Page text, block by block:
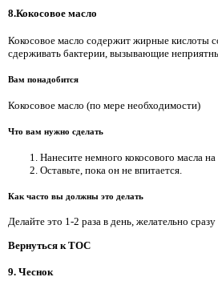
8.Кокосовое масло
Кокосовое масло содержит жирные кислоты
сдерживать бактерии, вызывающие
Вам понадобится
Кокосовое масло (по мере необходимости)
Что вам нужно сделать
Нанесите немного кокосового масла
Оставьте, пока он не впитается.
Как часто вы должны это делать
Делайте это 1-2 раза в день, желательно
Вернуться к TOC
9. Чеснок